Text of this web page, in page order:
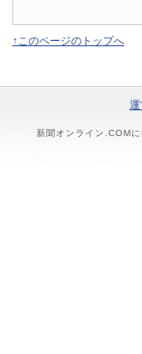
↑このページのトップへ
運
新聞オンライン.COM